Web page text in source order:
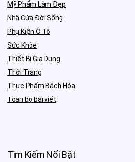
Mỹ Phẩm Làm Đẹp
Nhà Cửa Đời Sống
Phụ Kiện Ô Tô
Sức Khỏe
Thiết Bị Gia Dụng
Thời Trang
Thực Phẩm Bách Hóa
Toàn bộ bài viết
Tìm Kiếm Nổi Bật